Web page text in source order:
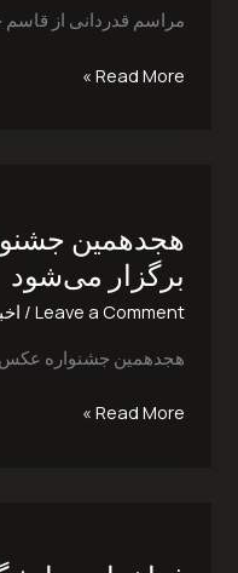
مراسم قدردانی از
برگزار
Read More »
هجدهمین
برگزار می‌شود
Leave a Comment
/
هجدهمین جشنواره عکس
عکس
دوربین.نت
برگزار
می‌شود
Read More »